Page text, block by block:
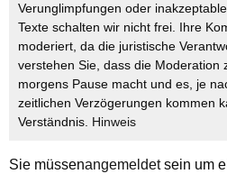
Verunglimpfungen oder
Texte schalten wir nicht frei. Ihre
moderiert, da die juristische
verstehen Sie, dass die Moderation
morgens Pause macht und es, je
zeitlichen Verzögerungen kommen
Verständnis. Hinweis
Sie müssenangemeldetsein um